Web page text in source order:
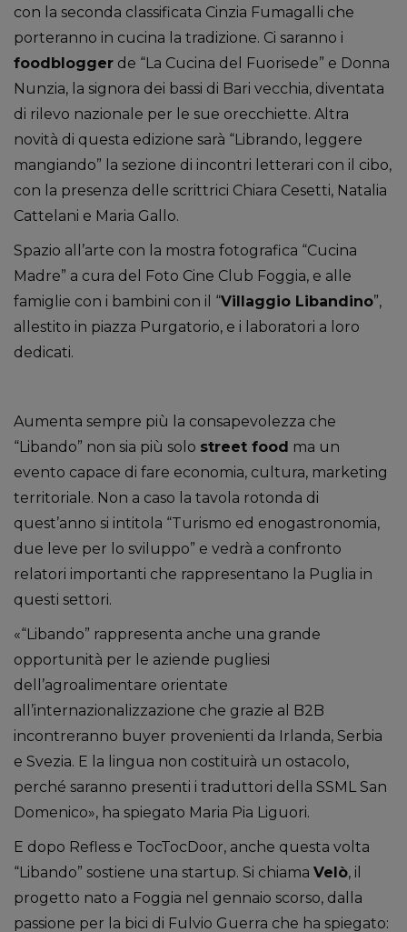
con la seconda classificata Cinzia Fumagalli che
porteranno in cucina la tradizione. Ci saranno i
foodblogger de “La Cucina del Fuorisede” e Donna
Nunzia, la signora dei bassi di Bari vecchia, diventata
di rilevo nazionale per le sue orecchiette. Altra
novità di questa edizione sarà “Librando, leggere
mangiando” la sezione di incontri letterari con il cibo,
con la presenza delle scrittrici Chiara Cesetti, Natalia
Cattelani e Maria Gallo.
Spazio all’arte con la mostra fotografica “Cucina
Madre” a cura del Foto Cine Club Foggia, e alle
famiglie con i bambini con il “Villaggio Libandino”,
allestito in piazza Purgatorio, e i laboratori a loro
dedicati.
Aumenta sempre più la consapevolezza che
“Libando” non sia più solo street food ma un
evento capace di fare economia, cultura, marketing
territoriale. Non a caso la tavola rotonda di
quest’anno si intitola “Turismo ed enogastronomia,
due leve per lo sviluppo” e vedrà a confronto
relatori importanti che rappresentano la Puglia in
questi settori.
«“Libando” rappresenta anche una grande
opportunità per le aziende pugliesi
dell’agroalimentare orientate
all’internazionalizzazione che grazie al B2B
incontreranno buyer provenienti da Irlanda, Serbia
e Svezia. E la lingua non costituirà un ostacolo,
perché saranno presenti i traduttori della SSML San
Domenico», ha spiegato Maria Pia Liguori.
E dopo Refless e TocTocDoor, anche questa volta
“Libando” sostiene una startup. Si chiama Velò, il
progetto nato a Foggia nel gennaio scorso, dalla
passione per la bici di Fulvio Guerra che ha spiegato: